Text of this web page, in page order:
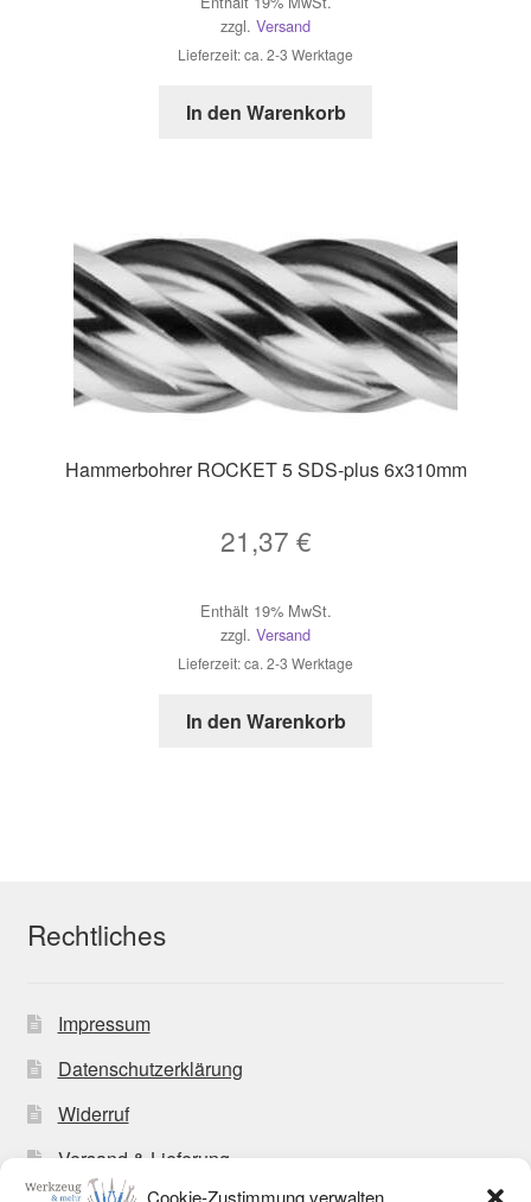
Cookie-Zustimmung verwalten
zzgl. Versand
Lieferzeit: ca. 2-3 Werktage
In den Warenkorb
Hammerbohrer ROCKET 5 SDS-plus 6x310mm
21,37 €
Enthält 19% MwSt.
zzgl. Versand
Lieferzeit: ca. 2-3 Werktage
In den Warenkorb
Rechtliches
Impressum
Datenschutzerklärung
Widerruf
Versand & Lieferung